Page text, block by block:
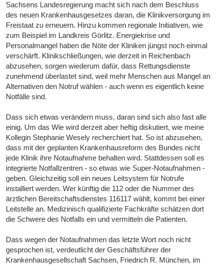
Sachsens Landesregierung macht sich nach dem Beschluss
des neuen Krankenhausgesetzes daran, die Klinikversorgung im
Freistaat zu erneuern. Hinzu kommen regionale Initiativen, wie
zum Beispiel im Landkreis Görlitz. Energiekrise und
Personalmangel haben die Nöte der Kliniken jüngst noch einmal
verschärft. Klinikschließungen, wie derzeit in Reichenbach
abzusehen, sorgen wiederum dafür, dass Rettungsdienste
zunehmend überlastet sind, weil mehr Menschen aus Mangel an
Alternativen den Notruf wählen - auch wenn es eigentlich keine
Notfälle sind.
Dass sich etwas verändern muss, daran sind sich also fast alle
einig. Um das Wie wird derzeit aber heftig diskutiert, wie meine
Kollegin Stephanie Wesely recherchiert hat. So ist abzusehen,
dass mit der geplanten Krankenhausreform des Bundes nicht
jede Klinik ihre Notaufnahme behalten wird. Stattdessen soll es
integrierte Notfallzentren - so etwas wie Super-Notaufnahmen -
geben. Gleichzeitig soll ein neues Leitsystem für Notrufe
installiert werden. Wer künftig die 112 oder die Nummer des
ärztlichen Bereitschaftsdienstes 116117 wählt, kommt bei einer
Leitstelle an. Medizinisch qualifizierte Fachkräfte schätzen dort
die Schwere des Notfalls ein und vermitteln die Patienten.
Dass wegen der Notaufnahmen das letzte Wort noch nicht
gesprochen ist, verdeutlicht der Geschäftsführer der
Krankenhausgesellschaft Sachsen, Friedrich R. München, im